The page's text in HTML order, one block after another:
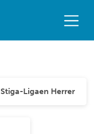
Stiga-Ligaen Herrer